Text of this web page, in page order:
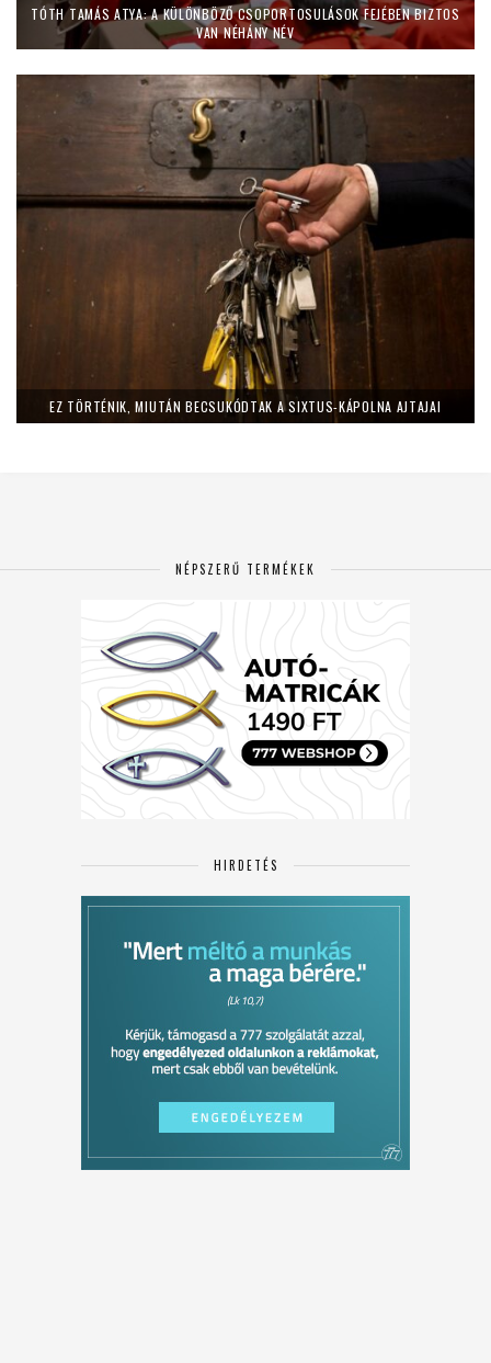
TÓTH TAMÁS ATYA: A KÜLÖNBÖZŐ CSOPORTOSULÁSOK FEJÉBEN BIZTOS
VAN NÉHÁNY NÉV
EZ TÖRTÉNIK, MIUTÁN BECSUKÓDTAK A SIXTUS-KÁPOLNA AJTAJAI
NÉPSZERŰ TERMÉKEK
HIRDETÉS